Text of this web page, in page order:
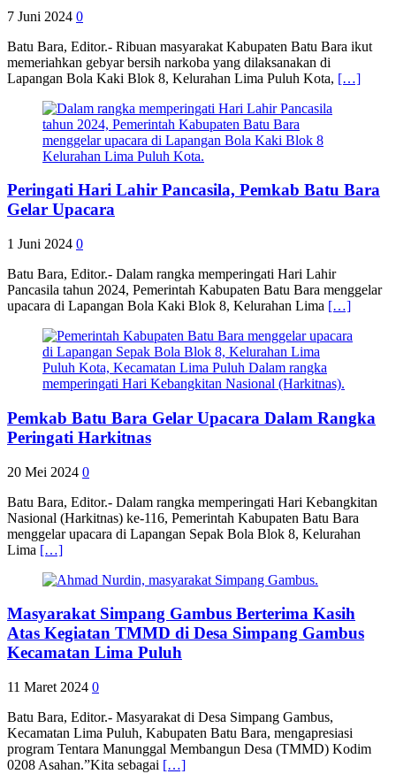
7 Juni 2024 0
Batu Bara, Editor.- Ribuan masyarakat Kabupaten Batu Bara ikut
memeriahkan gebyar bersih narkoba yang dilaksanakan di
Lapangan Bola Kaki Blok 8, Kelurahan Lima Puluh Kota, […]
Peringati Hari Lahir Pancasila, Pemkab Batu Bara
Gelar Upacara
1 Juni 2024 0
Batu Bara, Editor.- Dalam rangka memperingati Hari Lahir
Pancasila tahun 2024, Pemerintah Kabupaten Batu Bara menggelar
upacara di Lapangan Bola Kaki Blok 8, Kelurahan Lima […]
Pemkab Batu Bara Gelar Upacara Dalam Rangka
Peringati Harkitnas
20 Mei 2024 0
Batu Bara, Editor.- Dalam rangka memperingati Hari Kebangkitan
Nasional (Harkitnas) ke-116, Pemerintah Kabupaten Batu Bara
menggelar upacara di Lapangan Sepak Bola Blok 8, Kelurahan
Lima […]
Masyarakat Simpang Gambus Berterima Kasih
Atas Kegiatan TMMD di Desa Simpang Gambus
Kecamatan Lima Puluh
11 Maret 2024 0
Batu Bara, Editor.- Masyarakat di Desa Simpang Gambus,
Kecamatan Lima Puluh, Kabupaten Batu Bara, mengapresiasi
program Tentara Manunggal Membangun Desa (TMMD) Kodim
0208 Asahan.”Kita sebagai […]